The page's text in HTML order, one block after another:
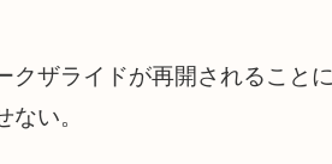
ザライドが再開されることに
い。